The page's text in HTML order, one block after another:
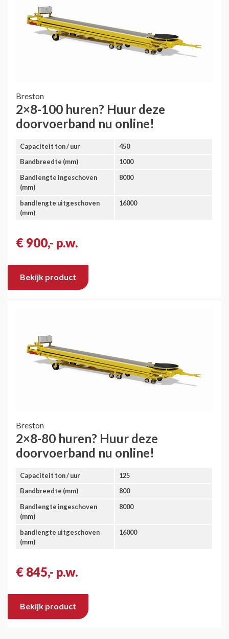
Breston
2×8-100 huren? Huur deze
doorvoerband nu online!
Capaciteit ton / uur
450
Bandbreedte (mm)
1000
Bandlengte ingeschoven
(mm)
8000
bandlengte uitgeschoven
(mm)
16000
€ 900,- p.w.
Bekijk product
Breston
2×8-80 huren? Huur deze
doorvoerband nu online!
Capaciteit ton / uur
125
Bandbreedte (mm)
800
Bandlengte ingeschoven
(mm)
8000
bandlengte uitgeschoven
(mm)
16000
€ 845,- p.w.
Bekijk product